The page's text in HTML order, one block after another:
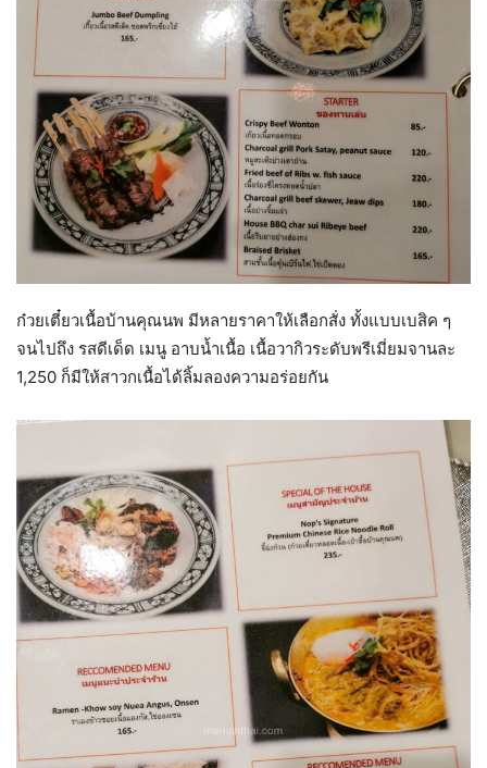
ก๋วยเตี๋ยวเนื้อบ้านคุณนพ มีหลายราคาให้เลือกสั่ง ทั้งแบบเบสิค ๆ
จนไปถึง รสดีเด็ด เมนู อาบน้ำเนื้อ เนื้อวากิวระดับพรีเมี่ยมจานละ
1,250 ก็มีให้สาวกเนื้อได้ลิ้มลองความอร่อยกัน